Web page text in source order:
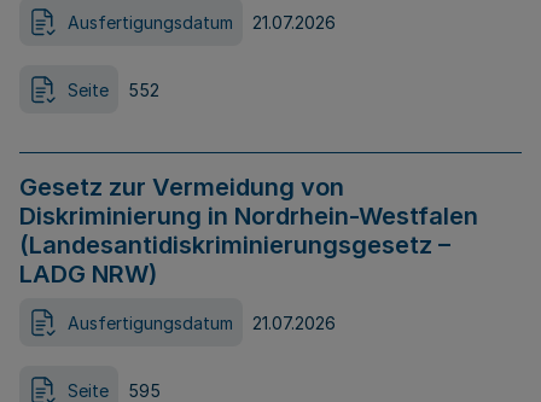
Ausfertigungsdatum 21.07.2026
Seite 552
Gesetz zur Vermeidung von
Diskriminierung in Nordrhein-Westfalen
(Landesantidiskriminierungsgesetz –
LADG NRW)
Ausfertigungsdatum 21.07.2026
Seite 595